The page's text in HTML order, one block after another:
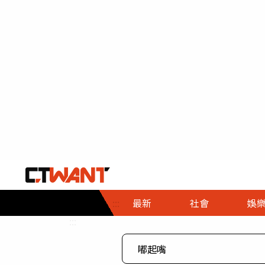
::: 最新 社會
社會首頁
時事
娛樂
娛樂首頁
即時
專題
財經首頁
熱線
３Ｃ
政